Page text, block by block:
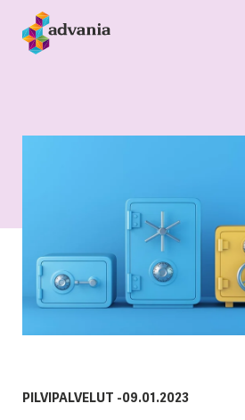
PILVIPALVELUT -09.01.2023